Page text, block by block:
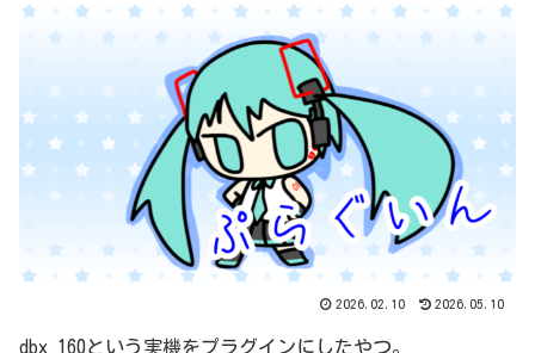
2026.02.10 2026.05.10
dbx 160という実機をプラグインにしたやつ。